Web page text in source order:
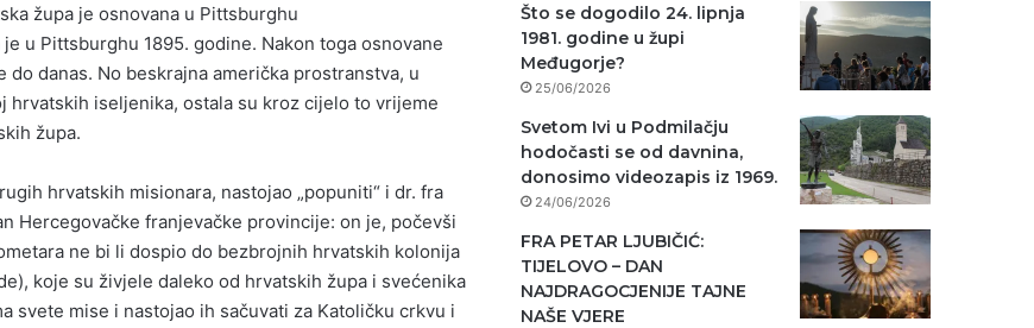
župa je osnovana u Pittsburghu
u Pittsburghu 1895. godine. Nakon toga osnovane
danas. No beskrajna američka prostranstva, u
hrvatskih iseljenika, ostala su kroz cijelo to vrijeme
župa.
hrvatskih misionara, nastojao „popuniti“ i dr. fra
Hercegovačke franjevačke provincije: on je, počevši
ne bi li dospio do bezbrojnih hrvatskih kolonija
koje su živjele daleko od hrvatskih župa i svećenika
svete mise i nastojao ih sačuvati za Katoličku crkvu i
Što se dogodilo 24. lipnja
1981. godine u župi
Međugorje?
25/06/2026
Svetom Ivi u Podmilačju
hodočasti se od davnina,
donosimo videozapis iz 1969.
24/06/2026
FRA PETAR LJUBIČIĆ:
TIJELOVO – DAN
NAJDRAGOCJENIJE TAJNE
NAŠE VJERE